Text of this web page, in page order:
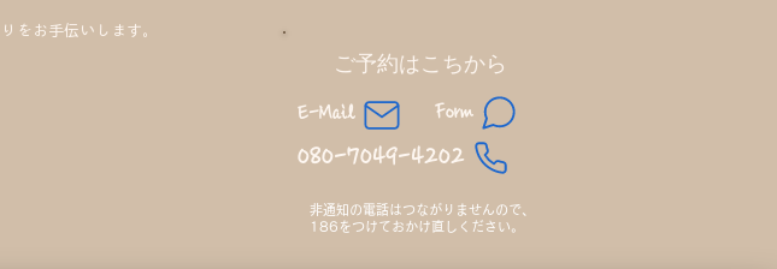
をお手伝いします。
080-7049-4202
​ご予約はこちから
E-Mail Form
非通知の電話はつながりませんので、​
186をつけておかけ直しください。